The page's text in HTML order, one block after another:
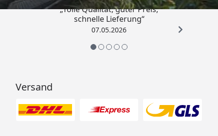
„Tolle Qualität, guter Preis,
schnelle Lieferung“
07.05.2026
Versand